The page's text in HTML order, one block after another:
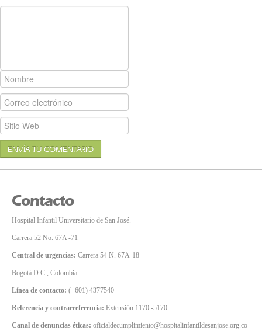
ENVÍA TU COMENTARIO
Contacto
Hospital Infantil Universitario de San José.
Carrera 52 No. 67A -71
Central de urgencias: Carrera 54 N. 67A-18
Bogotá D.C., Colombia.
Línea de contacto: (+601) 4377540
Referencia y contrarreferencia: Extensión 1170 -5170
Canal de denuncias éticas: oficialdecumplimiento@hospitalinfantildesanjose.org.co